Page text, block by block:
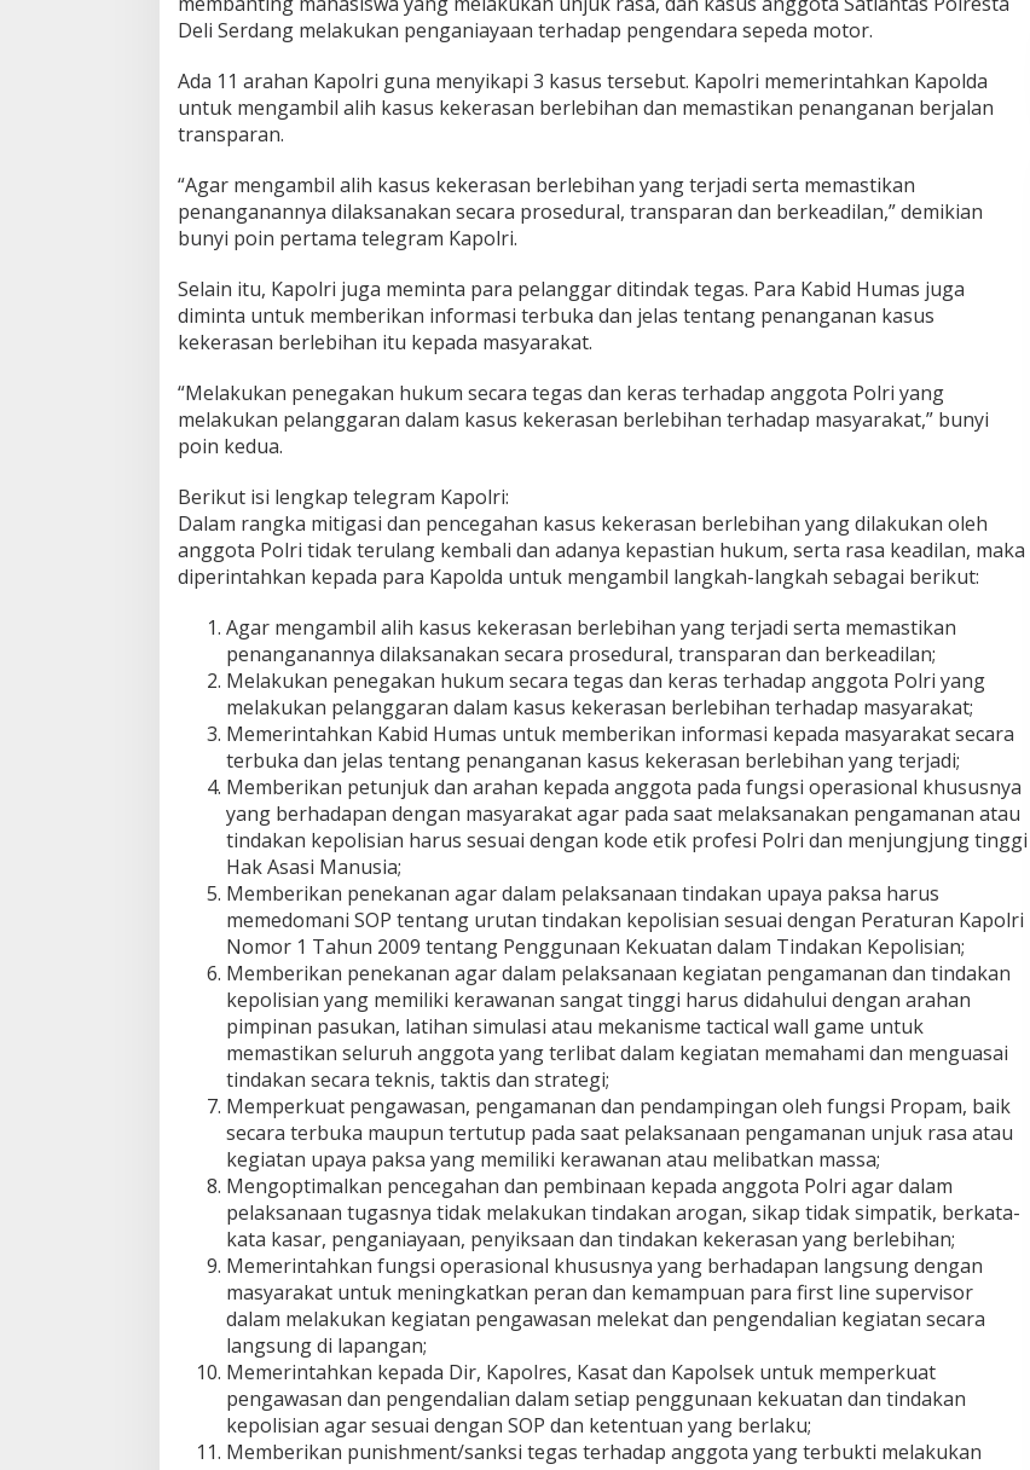
Deli Serdang melakukan penganiayaan terhadap pengendara sepeda motor.
Ada 11 arahan Kapolri guna menyikapi 3 kasus tersebut. Kapolri memerintahkan Kapolda
untuk mengambil alih kasus kekerasan berlebihan dan memastikan penanganan berjalan
transparan.
“Agar mengambil alih kasus kekerasan berlebihan yang terjadi serta memastikan
penanganannya dilaksanakan secara prosedural, transparan dan berkeadilan,” demikian
bunyi poin pertama telegram Kapolri.
Selain itu, Kapolri juga meminta para pelanggar ditindak tegas. Para Kabid Humas juga
diminta untuk memberikan informasi terbuka dan jelas tentang penanganan kasus
kekerasan berlebihan itu kepada masyarakat.
“Melakukan penegakan hukum secara tegas dan keras terhadap anggota Polri yang
melakukan pelanggaran dalam kasus kekerasan berlebihan terhadap masyarakat,” bunyi
poin kedua.
Berikut isi lengkap telegram Kapolri:
Dalam rangka mitigasi dan pencegahan kasus kekerasan berlebihan yang dilakukan oleh
anggota Polri tidak terulang kembali dan adanya kepastian hukum, serta rasa keadilan, maka
diperintahkan kepada para Kapolda untuk mengambil langkah-langkah sebagai berikut:
Agar mengambil alih kasus kekerasan berlebihan yang terjadi serta memastikan
penanganannya dilaksanakan secara prosedural, transparan dan berkeadilan;
Melakukan penegakan hukum secara tegas dan keras terhadap anggota Polri yang
melakukan pelanggaran dalam kasus kekerasan berlebihan terhadap masyarakat;
Memerintahkan Kabid Humas untuk memberikan informasi kepada masyarakat secara
terbuka dan jelas tentang penanganan kasus kekerasan berlebihan yang terjadi;
Memberikan petunjuk dan arahan kepada anggota pada fungsi operasional khususnya
yang berhadapan dengan masyarakat agar pada saat melaksanakan pengamanan atau
tindakan kepolisian harus sesuai dengan kode etik profesi Polri dan menjungjung tinggi
Hak Asasi Manusia;
Memberikan penekanan agar dalam pelaksanaan tindakan upaya paksa harus
memedomani SOP tentang urutan tindakan kepolisian sesuai dengan Peraturan Kapolri
Nomor 1 Tahun 2009 tentang Penggunaan Kekuatan dalam Tindakan Kepolisian;
Memberikan penekanan agar dalam pelaksanaan kegiatan pengamanan dan tindakan
kepolisian yang memiliki kerawanan sangat tinggi harus didahului dengan arahan
pimpinan pasukan, latihan simulasi atau mekanisme tactical wall game untuk
memastikan seluruh anggota yang terlibat dalam kegiatan memahami dan menguasai
tindakan secara teknis, taktis dan strategi;
Memperkuat pengawasan, pengamanan dan pendampingan oleh fungsi Propam, baik
secara terbuka maupun tertutup pada saat pelaksanaan pengamanan unjuk rasa atau
kegiatan upaya paksa yang memiliki kerawanan atau melibatkan massa;
Mengoptimalkan pencegahan dan pembinaan kepada anggota Polri agar dalam
pelaksanaan tugasnya tidak melakukan tindakan arogan, sikap tidak simpatik, berkata-
kata kasar, penganiayaan, penyiksaan dan tindakan kekerasan yang berlebihan;
Memerintahkan fungsi operasional khususnya yang berhadapan langsung dengan
masyarakat untuk meningkatkan peran dan kemampuan para first line supervisor
dalam melakukan kegiatan pengawasan melekat dan pengendalian kegiatan secara
langsung di lapangan;
Memerintahkan kepada Dir, Kapolres, Kasat dan Kapolsek untuk memperkuat
pengawasan dan pengendalian dalam setiap penggunaan kekuatan dan tindakan
kepolisian agar sesuai dengan SOP dan ketentuan yang berlaku;
Memberikan punishment/sanksi tegas terhadap anggota yang terbukti melakukan